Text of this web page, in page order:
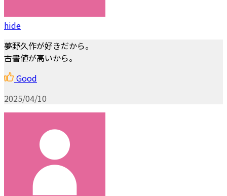
hide
夢野久作が好きだから。
古書値が高いから。
Good
2025/04/10